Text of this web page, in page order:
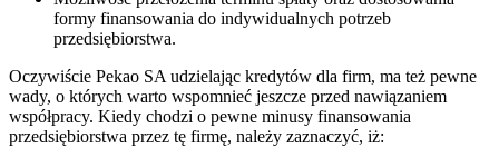
formy finansowania do indywidualnych potrzeb
przedsiębiorstwa.
Oczywiście Pekao SA udzielając kredytów dla firm, ma też pewne
wady, o których warto wspomnieć jeszcze przed nawiązaniem
współpracy. Kiedy chodzi o pewne minusy finansowania
przedsiębiorstwa przez tę firmę, należy zaznaczyć, iż: